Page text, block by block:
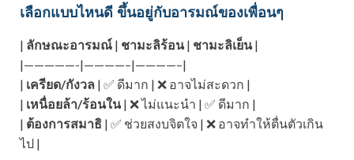
เลือกแบบไหนดี ขึ้นอยู่กับอารมณ์ของเพื่อนๆ
| ลักษณะอารมณ์ | ชามะลิร้อน| ชามะลิเย็น|
|—————-|————–|————–|
| เครียด/กังวล | ✅ ดีมาก | ❌ อาจไม่สะดวก |
| เหนื่อยล้า/ร้อนใน| ❌ ไม่แนะนำ | ✅ ดีมาก |
| ต้องการสมาธิ | ✅ ช่วยสงบจิตใจ | ❌ อาจทำให้ตื่นตัวเกิน
ไป |